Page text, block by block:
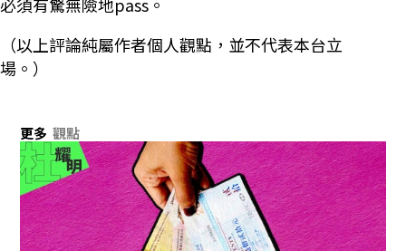
必須有驚無險地pass。
（以上評論純屬作者個人觀點，並不代表本台立
場。）
更多 觀點